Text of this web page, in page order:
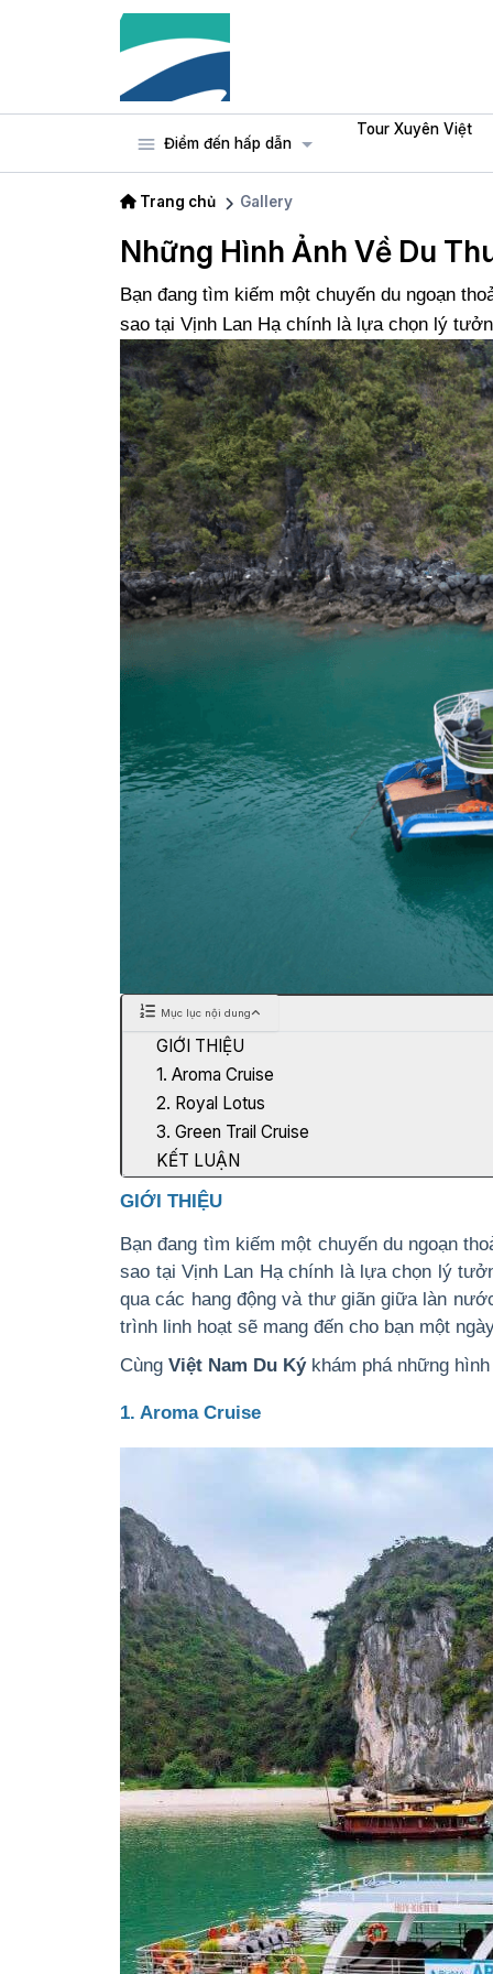
Điểm đến hấp dẫn
Tour Xuyên Việt
Trang chủ Gallery
Những Hình Ảnh Về Du
Bạn đang tìm kiếm một chuyến du ngoạn
sao tại Vịnh Lan Hạ chính là lựa chọn lý
Mục lục nội dung
GIỚI THIỆU
1. Aroma Cruise
2. Royal Lotus
3. Green Trail Cruise
KẾT LUẬN
GIỚI THIỆU
Bạn đang tìm kiếm một chuyến du ngoạn
sao tại Vịnh Lan Hạ chính là lựa chọn lý
qua các hang động và thư giãn giữa làn
trình linh hoạt sẽ mang đến cho bạn một
Cùng Việt Nam Du Kýkhám phá những
1. Aroma Cruise